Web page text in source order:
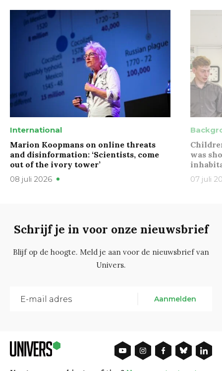
International
Marion Koopmans on online threats
and disinformation: ‘Scientists, come
out of the ivory tower’
08 juli 2026
was
07 juli
Schrijf je in voor onze nieuwsbrief
Blijf op de hoogte. Meld je aan voor de nieuwsbrief van
Univers.
Aanmelden